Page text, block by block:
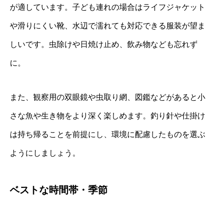
が適しています。子ども連れの場合はライフジャケット
や滑りにくい靴、水辺で濡れても対応できる服装が望ま
しいです。虫除けや日焼け止め、飲み物なども忘れず
に。
また、観察用の双眼鏡や虫取り網、図鑑などがあると小
さな魚や生き物をより深く楽しめます。釣り針や仕掛け
は持ち帰ることを前提にし、環境に配慮したものを選ぶ
ようにしましょう。
ベストな時間帯・季節